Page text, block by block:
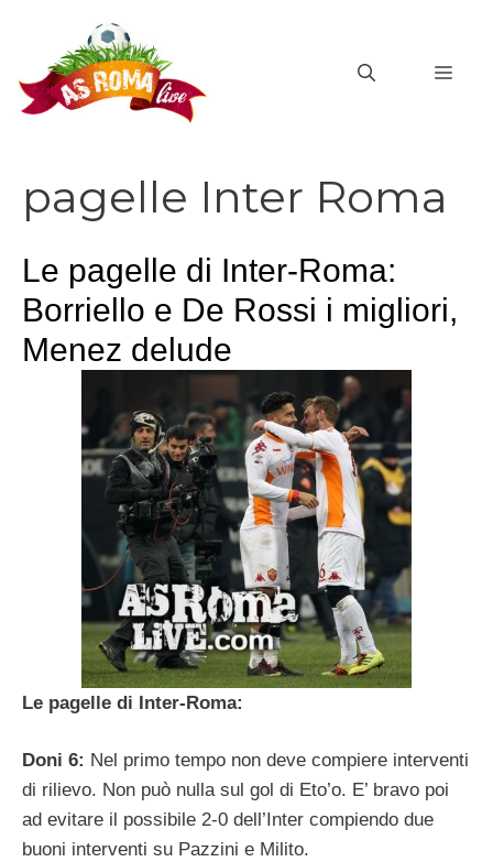
contenuto
pagelle Inter Roma
Le pagelle di Inter-Roma:
Borriello e De Rossi i migliori,
Menez delude
Le pagelle di Inter-Roma:
Doni 6: Nel primo tempo non deve compiere interventi
di rilievo. Non può nulla sul gol di Eto’o. E’ bravo poi
ad evitare il possibile 2-0 dell’Inter compiendo due
buoni interventi su Pazzini e Milito.